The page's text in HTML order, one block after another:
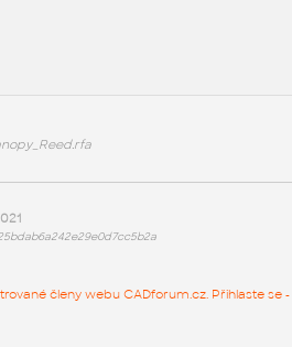
členy webu CADforum.cz. Přihlaste se -